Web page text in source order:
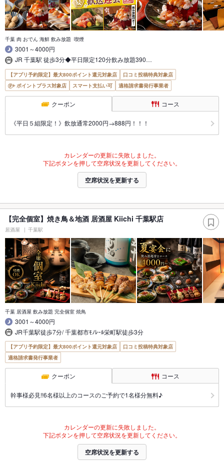
千葉 肉 おでん 海鮮 飲み放題 喫煙
3001～4000円
JR 千葉駅 徒歩3分◆平日限定120分飲み放題390…
【アプリ予約限定】最大800ポイント還元対象店
口コミ投稿特典対象店
ポイントプラス対象店
スマート支払い可 適格請求書発行事業者
クーポン コース
《平日５組限定！》飲放通常2000円→888円！！！
カレンダーの更新に失敗しました。
下記ボタンを押して空席状況を更新してください。
空席状況を更新する
【完全個室】焼き鳥＆地酒 居酒屋 Kiichi 千葉駅店
居酒屋 千葉駅
千葉 居酒屋 飲み放題 完全個室 焼鳥
3001～4000円
JR千葉駅徒歩7分/ 千葉都市ﾓﾉﾚｰﾙ栄町駅徒歩3分
【アプリ予約限定】最大800ポイント還元対象店
口コミ投稿特典対象店
適格請求書発行事業者
クーポン コース
幹事様必見!!6名様以上のコースのご予約で1名様分無料♪
カレンダーの更新に失敗しました。
下記ボタンを押して空席状況を更新してください。
空席状況を更新する